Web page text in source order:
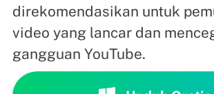
direkomendasikan untuk
video yang lancar dan
gangguan YouTube.